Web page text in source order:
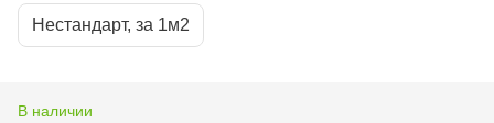
Нестандарт, за 1м2
В наличии